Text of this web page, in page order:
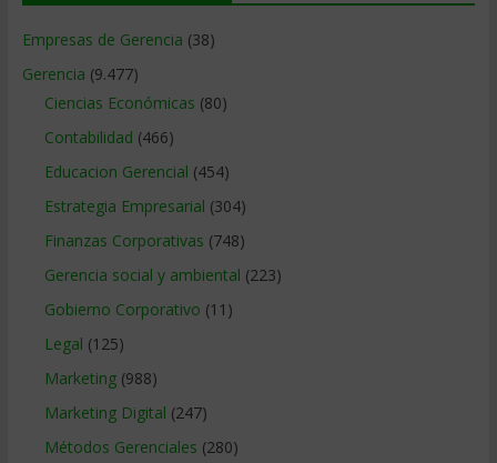
Empresas de Gerencia (38)
Gerencia (9.477)
Ciencias Económicas (80)
Contabilidad (466)
Educacion Gerencial (454)
Estrategia Empresarial (304)
Finanzas Corporativas (748)
Gerencia social y ambiental (223)
Gobierno Corporativo (11)
Legal (125)
Marketing(988)
Marketing Digital (247)
Métodos Gerenciales (280)